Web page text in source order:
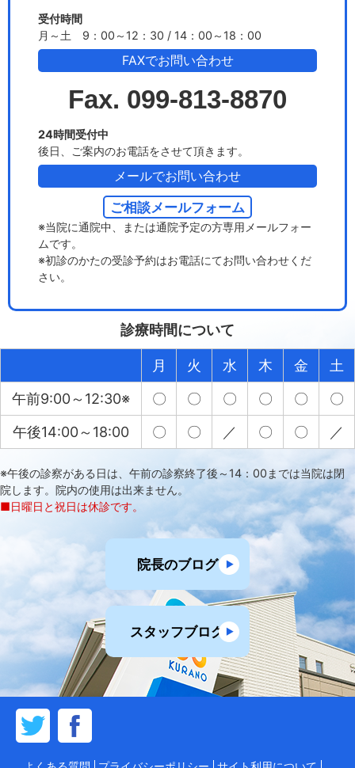
受付時間
月～土 9：00～12：30 / 14：00～18：00
FAXでお問い合わせ
Fax. 099-813-8870
24時間受付中
後日、ご案内のお電話をさせて頂きます。
メールでお問い合わせ
ご相談メールフォーム
※当院に通院中、または通院予定の方専用メールフォー
ムです。
※初診のかたの受診予約はお電話にてお問い合わせくだ
さい。
診療時間について
月 火 水 木 金
土
午前9:00～12:30※
〇 〇 〇 〇 〇
〇
午後14:00～18:00
〇 〇 ／ 〇 〇 ／
※午後の診察がある日は、午前の診察終了後～14：00までは当院は閉
院します。院内の使用は出来ません。
■日曜日と祝日は休診です。
院長のブログ
スタッフブログ